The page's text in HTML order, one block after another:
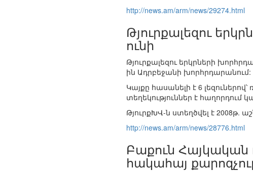
http://news.am/arm/news/29274.html
Թյուրքալեզու
ունի
Թյուրքալեզու երկրների
ին Ադրբեջանի խորհրդարանում:
Կայքը հասանելի է 6
տեղեկություններ է
ԹյուրքԽՎ-ն ստեղծվել է 2008թ.
http://news.am/arm/news/28776.html
Բաքուն Հայկական
հակահայ